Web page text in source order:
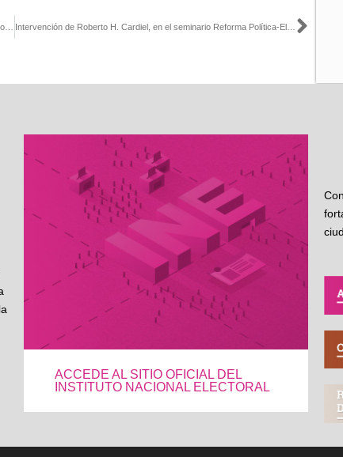
Gira de trabajo del Consejero Presidente Dr. Lorenzo Córdova Vianello, realizada en el esatdeo de Querétaro Intervención de Roberto H. Cardiel, en el seminario Reforma Política-Electoral, Riesgos y Oportunidades
ACCEDE AL SITIO OFICIAL DEL
INSTITUTO NACIONAL ELECTORAL